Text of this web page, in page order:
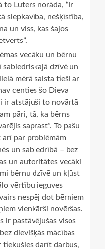
to Luters norāda, “ir
slepkavība, nešķīstība,
un viss, kas šajos
vecāku un bērnu
sabiedriskajā dzīvē un
mērā saista tieši ar
centies šo Dieva
ir atstājuši to novārtā
pāri, tā, ka bērns
saprast”. To pašu
arī par problēmām
un sabiedrībā – bez
un autoritātes vecāki
bērnu dzīvē un kļūst
vērtību ieguves
nespēj dot bērniem
vienkārši novēršas.
ir pastāvējušas visos
dievišķās mācības
tiekušies darīt darbus,